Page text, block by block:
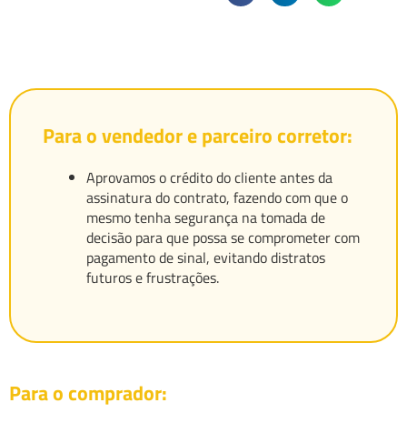
Para o vendedor e parceiro corretor:
Aprovamos o crédito do cliente antes da
assinatura do contrato, fazendo com que o
mesmo tenha segurança na tomada de
decisão para que possa se comprometer com
pagamento de sinal, evitando distratos
futuros e frustrações.
Para o comprador: